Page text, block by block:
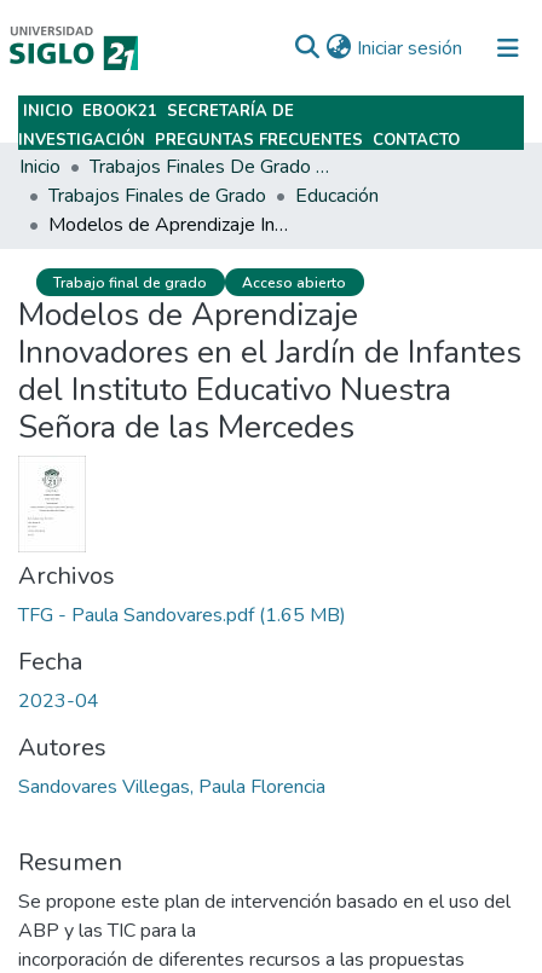
Iniciar sesión (current)
Subir
INICIO EBOOK21 SECRETARÍA DE
INVESTIGACIÓN PREGUNTAS FRECUENTES CONTACTO
Inicio
Trabajos Finales De Grado Y Posgrado
Trabajos Finales de Grado
Educación
Modelos de Aprendizaje Innovadores en el Jardín de Infantes del Instituto Educativo Nuestra Señora de las Mercedes
Trabajo final de grado Acceso abierto
Modelos de Aprendizaje
Innovadores en el Jardín de Infantes
del Instituto Educativo Nuestra
Señora de las Mercedes
Archivos
TFG - Paula Sandovares.pdf(1.65 MB)
Fecha
2023-04
Autores
Sandovares Villegas, Paula Florencia
Resumen
Se propone este plan de intervención basado en el uso del
ABP y las TIC para la
incorporación de diferentes recursos a las propuestas